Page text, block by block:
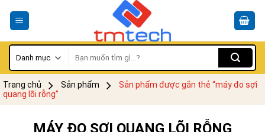
kiếm:
Trang chủ Sản phẩm
Sản phẩm được gắn thẻ “máy đo sợi
quang lõi rỗng”
MÁY ĐO SỢI QUANG LÕI RỖNG